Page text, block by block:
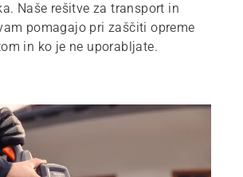
Naše rešitve za transport in
pomagajo pri zaščiti opreme
in ko je ne uporabljate.